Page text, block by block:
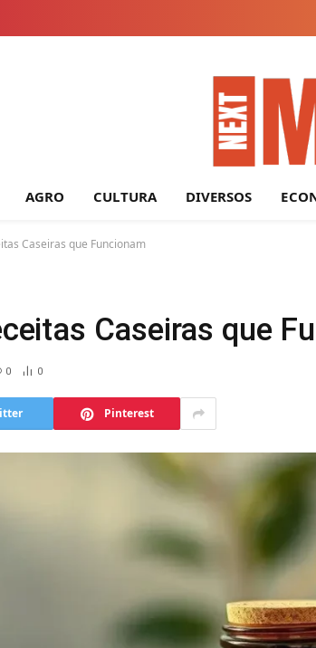
AGRO CULTURA DIVERSOS
Caseiras que Funcionam
Caseiras que
0 0
Pinterest